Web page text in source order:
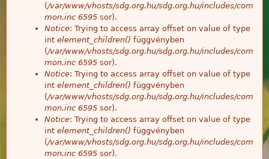
(/var/www/vhosts/sdg.org.hu/sdg.org.hu/includes/com
mon.inc 6595 sor).
Notice: Trying to access array offset on value of type
int element_children() függvényben
(/var/www/vhosts/sdg.org.hu/sdg.org.hu/includes/com
mon.inc 6595 sor).
Notice: Trying to access array offset on value of type
int element_children() függvényben
(/var/www/vhosts/sdg.org.hu/sdg.org.hu/includes/com
mon.inc 6595 sor).
Notice: Trying to access array offset on value of type
int element_children() függvényben
(/var/www/vhosts/sdg.org.hu/sdg.org.hu/includes/com
mon.inc 6595 sor).